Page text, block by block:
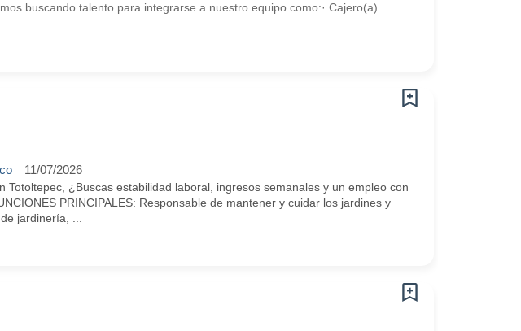
buscando talento para integrarse a nuestro equipo como:· Cajero(a)
11/07/2026
Totoltepec, ¿Buscas estabilidad laboral, ingresos semanales y un empleo con
PRINCIPALES: Responsable de mantener y cuidar los jardines y
jardinería, ...